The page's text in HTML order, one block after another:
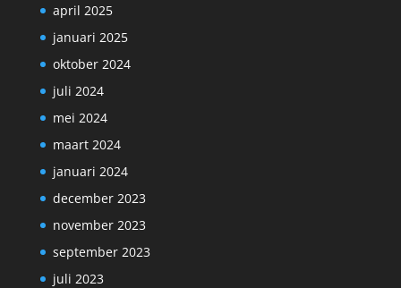
april 2025
januari 2025
oktober 2024
juli 2024
mei 2024
maart 2024
januari 2024
december 2023
november 2023
september 2023
juli 2023